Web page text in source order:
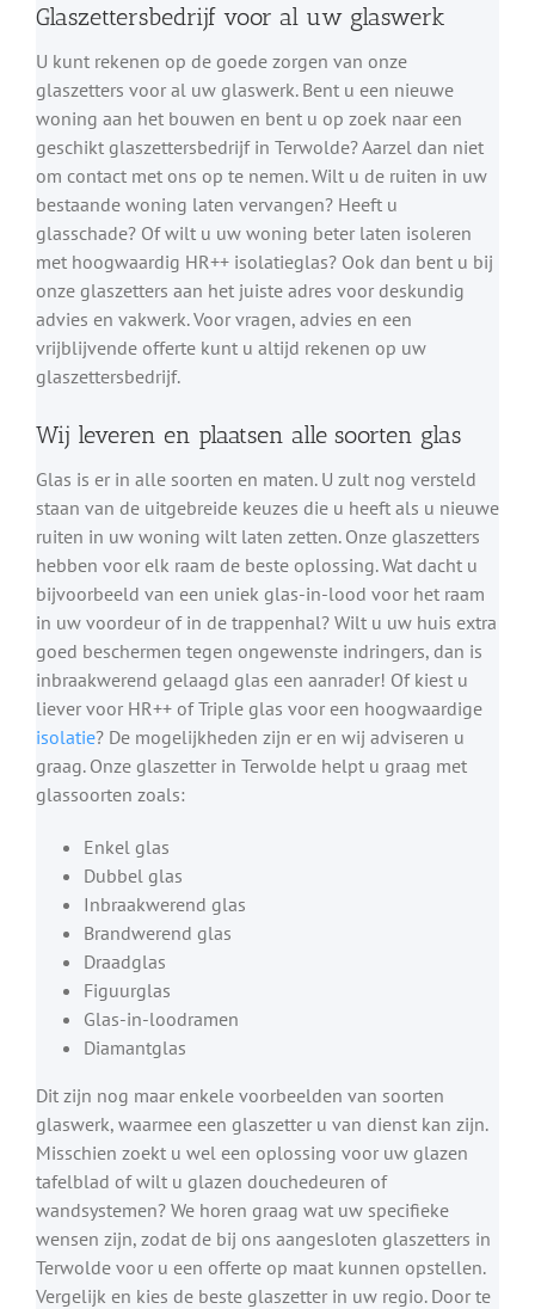
Glaszettersbedrijf voor al uw glaswerk
U kunt rekenen op de goede zorgen van onze
glaszetters voor al uw glaswerk. Bent u een nieuwe
woning aan het bouwen en bent u op zoek naar een
geschikt glaszettersbedrijf in Terwolde? Aarzel dan niet
om contact met ons op te nemen. Wilt u de ruiten in uw
bestaande woning laten vervangen? Heeft u
glasschade? Of wilt u uw woning beter laten isoleren
met hoogwaardig HR++ isolatieglas? Ook dan bent u bij
onze glaszetters aan het juiste adres voor deskundig
advies en vakwerk. Voor vragen, advies en een
vrijblijvende offerte kunt u altijd rekenen op uw
glaszettersbedrijf.
Wij leveren en plaatsen alle soorten glas
Glas is er in alle soorten en maten. U zult nog versteld
staan van de uitgebreide keuzes die u heeft als u nieuwe
ruiten in uw woning wilt laten zetten. Onze glaszetters
hebben voor elk raam de beste oplossing. Wat dacht u
bijvoorbeeld van een uniek glas-in-lood voor het raam
in uw voordeur of in de trappenhal? Wilt u uw huis extra
goed beschermen tegen ongewenste indringers, dan is
inbraakwerend gelaagd glas een aanrader! Of kiest u
liever voor HR++ of Triple glas voor een hoogwaardige
isolatie? De mogelijkheden zijn er en wij adviseren u
graag. Onze glaszetter in Terwolde helpt u graag met
glassoorten zoals:
Enkel glas
Dubbel glas
Inbraakwerend glas
Brandwerend glas
Draadglas
Figuurglas
Glas-in-loodramen
Diamantglas
Dit zijn nog maar enkele voorbeelden van soorten
glaswerk, waarmee een glaszetter u van dienst kan zijn.
Misschien zoekt u wel een oplossing voor uw glazen
tafelblad of wilt u glazen douchedeuren of
wandsystemen? We horen graag wat uw specifieke
wensen zijn, zodat de bij ons aangesloten glaszetters in
Terwolde voor u een offerte op maat kunnen opstellen.
Vergelijk en kies de beste glaszetter in uw regio. Door te